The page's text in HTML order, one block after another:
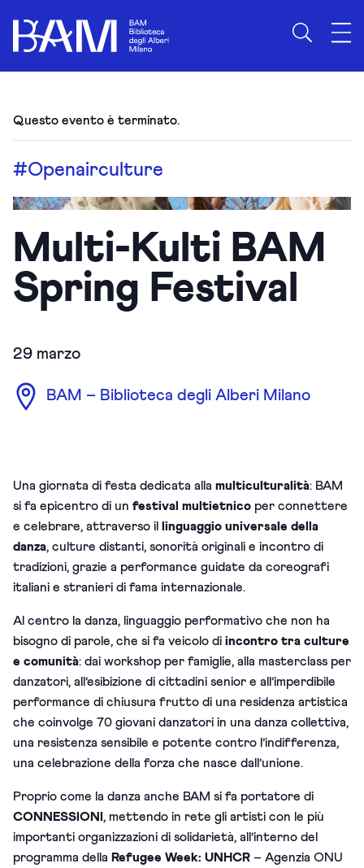
Questo evento è terminato.
#Openairculture
Multi-Kulti BAM
Spring Festival
Una giornata di festa dedicata alla multiculturalità: BAM
si fa epicentro di un festival multietnico per connettere
e celebrare, attraverso il
linguaggio universale della
danza, culture distanti, sonorità originali e incontro di
tradizioni, grazie a performance guidate da coreografi
italiani e stranieri di fama internazionale.
Al centro la danza, linguaggio performativo che non ha
bisogno di parole, che si fa veicolo di incontro tra culture
e comunità: dai workshop per famiglie, alla masterclass per
danzatori, all’esibizione di cittadini senior e all’imperdibile
performance di chiusura frutto di una residenza artistica
che coinvolge 70 giovani danzatori in una danza collettiva,
una resistenza sensibile e potente contro l’indifferenza,
una celebrazione della forza che nasce dall’unione.
Proprio come la danza anche BAM si fa portatore di
CONNESSIONI , mettendo in rete gli artisti con le più
importanti organizzazioni di solidarietà, all’interno del
programma della Refugee Week: UNHCR – Agenzia ONU
29 marzo
BAM – Biblioteca degli Alberi Milano